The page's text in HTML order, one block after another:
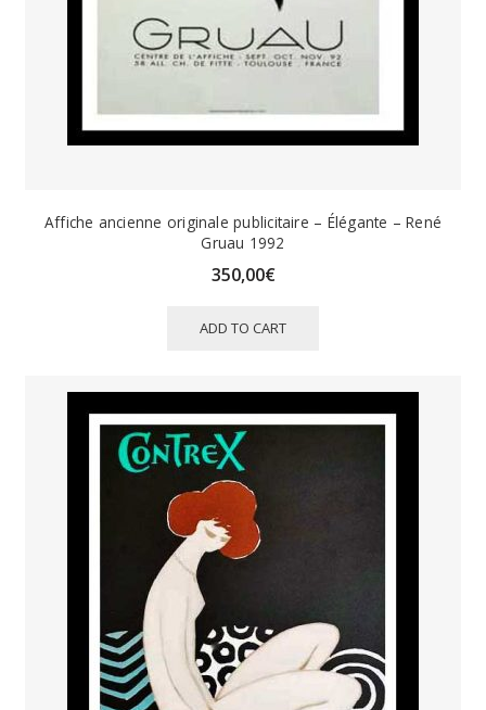
Affiche ancienne originale publicitaire – Élégante – René
Gruau 1992
350,00€
ADD TO CART